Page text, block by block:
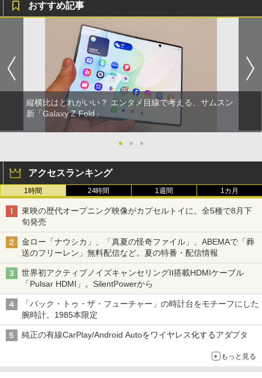
おすすめ記事
縦横比はどれがいい？ エンタメ目線で考える、サムスン
新「Galaxy Z Fold」
● ● ●
アクセスランキング
1時間 24時間 1週間 1カ月
東映の歴代オープニング映像がカプセルトイに。全5種で8月下
旬発売
金ロー「ナウシカ」、「真夏の怪奇ファイル」、ABEMAで「葬
送のフリーレン」無料配信など。夏の特番・配信情報
世界初アクティブノイズキャンセリングII搭載HDMIケーブル
「Pulsar HDMI」。SilentPowerから
「バック・トゥ・ザ・フューチャー」の時計台をモチーフにした
腕時計。1985本限定
純正の有線CarPlay/Android Autoをワイヤレス化するアダプタ
もっと見る